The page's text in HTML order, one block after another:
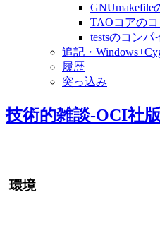
GNUmakefile
TAOコアの
testsのコンパ
追記・
履歴
突っ込み
技術的雑談-OCI社
環境